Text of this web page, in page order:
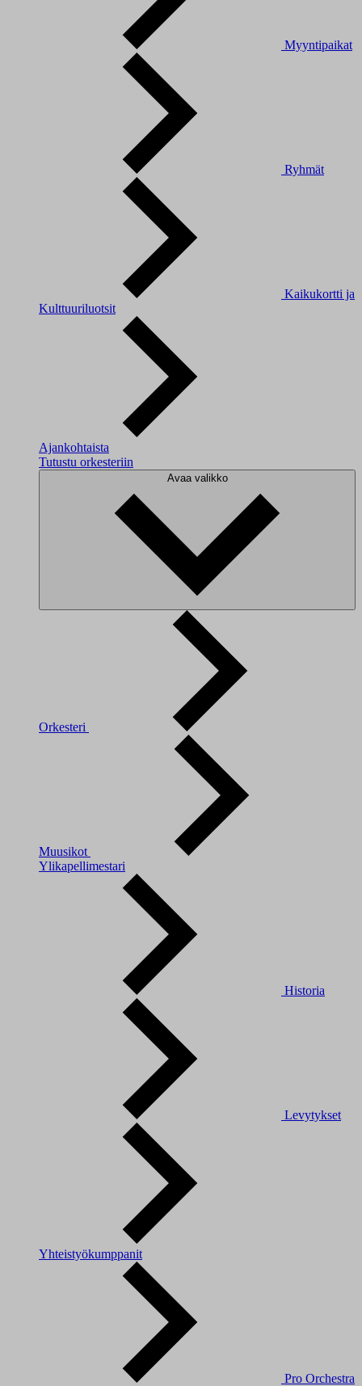
Myyntipaikat
Ryhmät
Kaikukortti ja
Kulttuuriluotsit
Ajankohtaista
Tutustu orkesteriin
Avaa valikko
Orkesteri
Muusikot
Ylikapellimestari
Historia
Levytykset
Yhteistyökumppanit
Pro Orchestra